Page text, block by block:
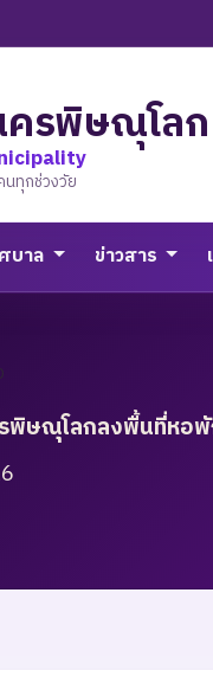
ครพิษณุโลก
นทุกช่วงวัย
บาล ข่าวสาร
รพิษณุโลกลงพื้นที่หอ